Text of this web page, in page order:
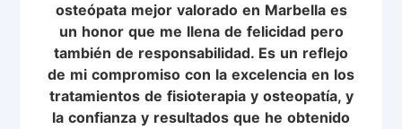
osteópata mejor valorado en Marbella es
un honor que me llena de felicidad pero
también de responsabilidad. Es un reflejo
de mi compromiso con la excelencia en los
tratamientos de fisioterapia y osteopatía, y
la confianza y resultados que he obtenido